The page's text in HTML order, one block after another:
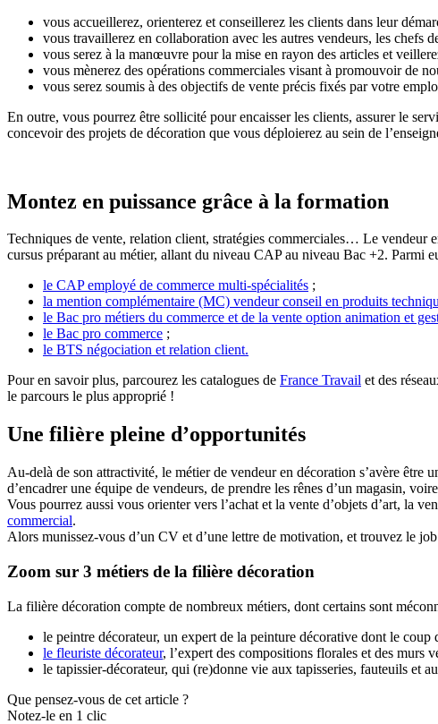
vous accueillerez, orienterez et conseillerez les clients dans leur
vous travaillerez en collaboration avec les autres vendeurs, les chefs
vous serez à la manœuvre pour la mise en rayon des articles et
vous mènerez des opérations commerciales visant à promouvoir de
vous serez soumis à des objectifs de vente précis fixés par votre
En outre, vous pourrez être sollicité pour encaisser les clients, assurer le
concevoir des projets de décoration que vous déploierez au sein de
Montez en puissance grâce à la formation
Techniques de vente, relation client, stratégies commerciales… Le vendeur
cursus préparant au métier, allant du niveau CAP au niveau Bac +2. Parmi
le CAP employé de commerce multi-spécialités ;
la mention complémentaire (MC) vendeur conseil en produits
le Bac pro métiers du commerce et de la vente option animation et
le Bac pro commerce ;
le BTS négociation et relation client.
Pour en savoir plus, parcourez les catalogues de France Travail et des
le parcours le plus approprié !
Une filière pleine d’opportunités
Au-delà de son attractivité, le métier de vendeur en décoration s’avère être
d’encadrer une équipe de vendeurs, de prendre les rênes d’un magasin,
Vous pourrez aussi vous orienter vers l’achat et la vente d’objets d’art, la
commercial.
Alors munissez-vous d’un CV et d’une lettre de motivation, et trouvez le
Zoom sur 3 métiers de la filière décoration
La filière décoration compte de nombreux métiers, dont certains sont
le peintre décorateur, un expert de la peinture décorative dont le
le fleuriste décorateur, l’expert des compositions florales et des murs
le tapissier-décorateur, qui (re)donne vie aux tapisseries, fauteuils et
Que pensez-vous de cet article ?
Notez-le en 1 clic